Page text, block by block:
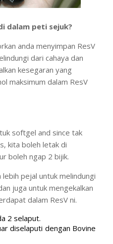
dalam peti sejuk?
anda menyimpan ResV
dari cahaya dan
kesegaran yang
maksimum dalam ResV
softgel and since tak
kita boleh letak di
boleh ngap 2 bijik.
lebih pejal untuk melindungi
juga untuk mengekalkan
dalam ResV ni.
2 selaput.
diselaputi dengan Bovine